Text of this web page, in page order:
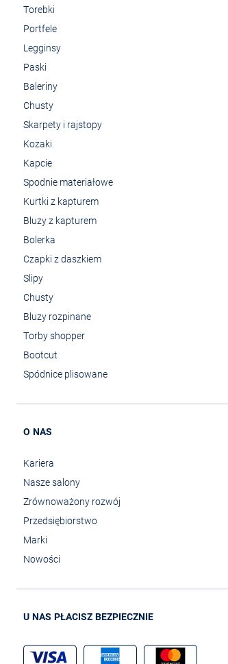
Torebki
Portfele
Legginsy
Paski
Baleriny
Chusty
Skarpety i rajstopy
Kozaki
Kapcie
Spodnie materiałowe
Kurtki z kapturem
Bluzy z kapturem
Bolerka
Czapki z daszkiem
Slipy
Chusty
Bluzy rozpinane
Torby shopper
Bootcut
Spódnice plisowane
O NAS
Kariera
Nasze salony
Zrównoważony rozwój
Przedsiębiorstwo
Marki
Nowości
U NAS PŁACISZ BEZPIECZNIE